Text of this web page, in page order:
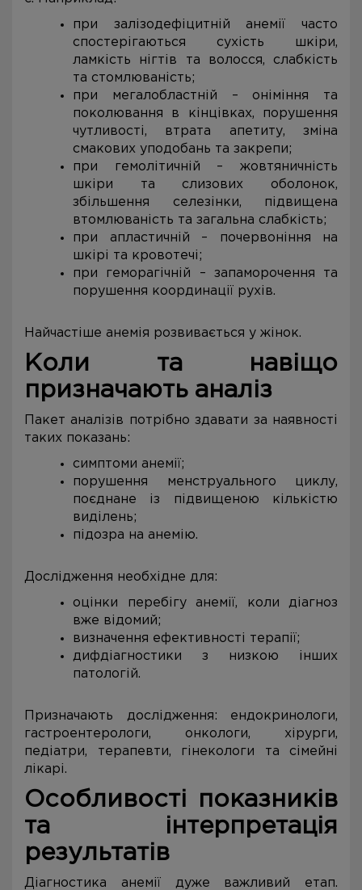
при залізодефіцитній анемії часто
спостерігаються сухість шкіри,
ламкість нігтів та волосся, слабкість
та стомлюваність;
при мегалобластній – оніміння та
поколювання в кінцівках, порушення
чутливості, втрата апетиту, зміна
смакових уподобань та закрепи;
при гемолітичній – жовтяничність
шкіри та слизових оболонок,
збільшення селезінки, підвищена
втомлюваність та загальна слабкість;
при апластичній – почервоніння на
шкірі та кровотечі;
при геморагічній – запаморочення та
порушення координації рухів.
Найчастіше анемія розвивається у жінок.
Коли та навіщо
призначають аналіз
Пакет аналізів потрібно здавати за наявності
таких показань:
симптоми анемії;
порушення менструального циклу,
поєднане із підвищеною кількістю
виділень;
підозра на анемію.
Дослідження необхідне для:
оцінки перебігу анемії, коли діагноз
вже відомий;
визначення ефективності терапії;
дифдіагностики з низкою інших
патологій.
Призначають дослідження: ендокринологи,
гастроентерологи, онкологи, хірурги,
педіатри, терапевти, гінекологи та сімейні
лікарі.
Особливості показників
та інтерпретація
результатів
Діагностика анемії дуже важливий етап.